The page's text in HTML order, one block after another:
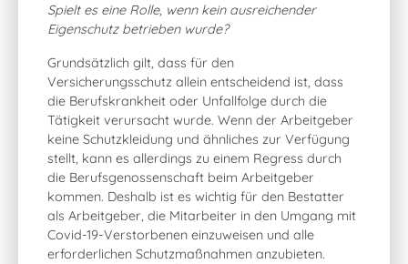
Spielt es eine Rolle, wenn kein ausreichender
Eigenschutz betrieben wurde?
Grundsätzlich gilt, dass für den
Versicherungsschutz allein entscheidend ist, dass
die Berufskrankheit oder Unfallfolge durch die
Tätigkeit verursacht wurde. Wenn der Arbeitgeber
keine Schutzkleidung und ähnliches zur Verfügung
stellt, kann es allerdings zu einem Regress durch
die Berufsgenossenschaft beim Arbeitgeber
kommen. Deshalb ist es wichtig für den Bestatter
als Arbeitgeber, die Mitarbeiter in den Umgang mit
Covid-19-Verstorbenen einzuweisen und alle
erforderlichen Schutzmaßnahmen anzubieten.